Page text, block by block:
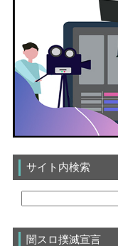
サイト内検索
闇スロ撲滅宣言